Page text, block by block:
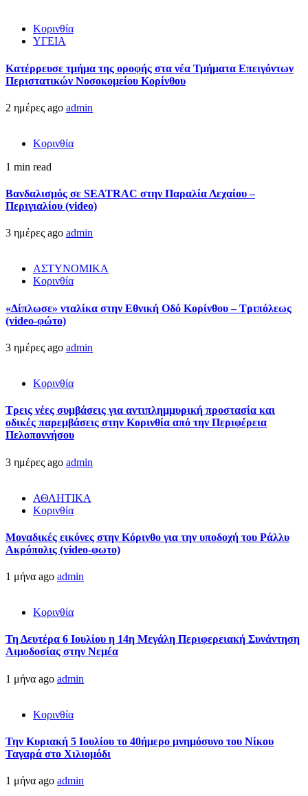
Κορινθία
ΥΓΕΙΑ
Kατέρρευσε τμήμα της οροφής στα νέα Τμήματα Επειγόντων
Περιστατικών Νοσοκομείου Κορίνθου
2 ημέρες ago admin
Κορινθία
1 min read
Βανδαλισμός σε SEATRAC στην Παραλία Λεχαίου –
Περιγιαλίου (video)
3 ημέρες ago admin
ΑΣΤΥΝΟΜΙΚΑ
Κορινθία
«Δίπλωσε» νταλίκα στην Εθνική Oδό Κορίνθου – Τριπόλεως
(video-φώτο)
3 ημέρες ago admin
Κορινθία
Τρεις νέες συμβάσεις για αντιπλημμυρική προστασία και
οδικές παρεμβάσεις στην Κορινθία από την Περιφέρεια
Πελοποννήσου
3 ημέρες ago admin
ΑΘΛΗΤΙΚΑ
Κορινθία
Μοναδικές εικόνες στην Κόρινθο για την υποδοχή του Ράλλυ
Ακρόπολις (video-φωτο)
1 μήνα ago admin
Κορινθία
Τη Δευτέρα 6 Ιουλίου η 14η Μεγάλη Περιφερειακή Συνάντηση
Αιμοδοσίας στην Νεμέα
1 μήνα ago admin
Κορινθία
Την Κυριακή 5 Ιουλίου το 40ήμερο μνημόσυνο του Νίκου
Ταγαρά στο Χιλιομόδι
1 μήνα ago admin